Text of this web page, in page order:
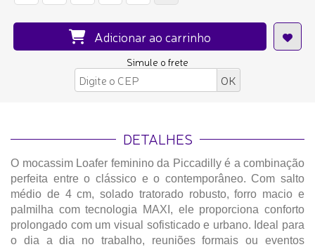
Adicionar ao carrinho
Simule o frete
DETALHES
O mocassim Loafer feminino da Piccadilly é a combinação
perfeita entre o clássico e o contemporâneo. Com salto
médio de 4 cm, solado tratorado robusto, forro macio e
palmilha com tecnologia MAXI, ele proporciona conforto
prolongado com um visual sofisticado e urbano. Ideal para
o dia a dia no trabalho, reuniões formais ou eventos